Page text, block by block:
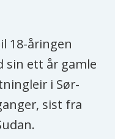
18-åringen
sin ett år gamle
i Sør-
sist fra